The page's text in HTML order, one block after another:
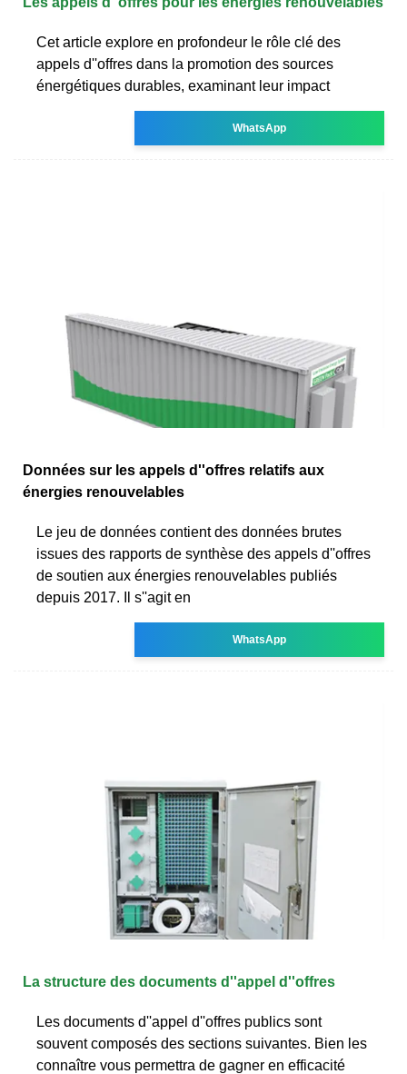
Cet article explore en profondeur le rôle clé des
appels d''offres dans la promotion des sources
énergétiques durables, examinant leur impact
WhatsApp
Données sur les appels d''offres relatifs aux
énergies renouvelables
Le jeu de données contient des données brutes
issues des rapports de synthèse des appels d''offres
de soutien aux énergies renouvelables publiés
depuis 2017. Il s''agit en
WhatsApp
La structure des documents d''appel d''offres
Les documents d''appel d''offres publics sont
souvent composés des sections suivantes. Bien les
connaître vous permettra de gagner en efficacité